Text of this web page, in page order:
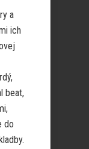
a
ich
beat,
do